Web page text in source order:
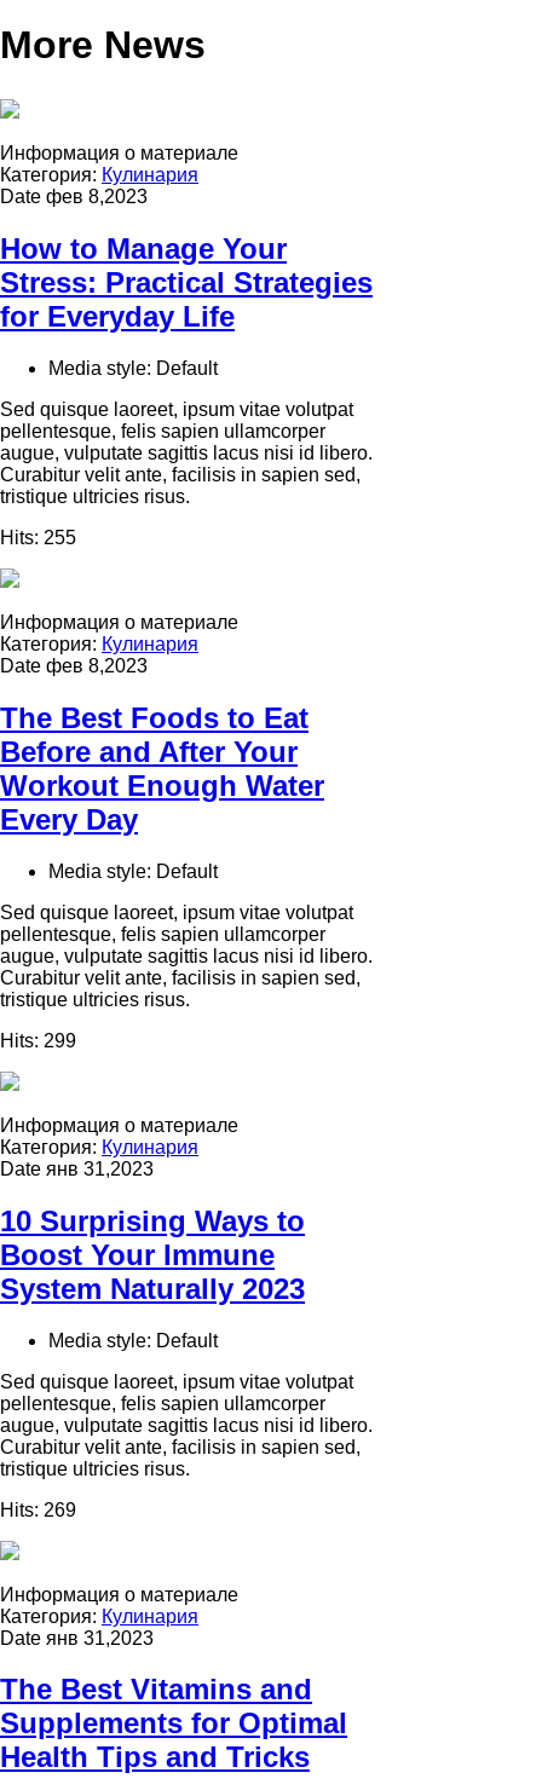
More News
Информация о материале
Категория: Кулинария
Date фев 8,2023
How to Manage Your
Stress: Practical Strategies
for Everyday Life
Media style: Default
Sed quisque laoreet, ipsum vitae volutpat
pellentesque, felis sapien ullamcorper
augue, vulputate sagittis lacus nisi id libero.
Curabitur velit ante, facilisis in sapien sed,
tristique ultricies risus.
Hits: 255
Информация о материале
Категория: Кулинария
Date фев 8,2023
The Best Foods to Eat
Before and After Your
Workout Enough Water
Every Day
Media style: Default
Sed quisque laoreet, ipsum vitae volutpat
pellentesque, felis sapien ullamcorper
augue, vulputate sagittis lacus nisi id libero.
Curabitur velit ante, facilisis in sapien sed,
tristique ultricies risus.
Hits: 299
Информация о материале
Категория: Кулинария
Date янв 31,2023
10 Surprising Ways to
Boost Your Immune
System Naturally 2023
Media style: Default
Sed quisque laoreet, ipsum vitae volutpat
pellentesque, felis sapien ullamcorper
augue, vulputate sagittis lacus nisi id libero.
Curabitur velit ante, facilisis in sapien sed,
tristique ultricies risus.
Hits: 269
Информация о материале
Категория: Кулинария
Date янв 31,2023
The Best Vitamins and
Supplements for Optimal
Health Tips and Tricks